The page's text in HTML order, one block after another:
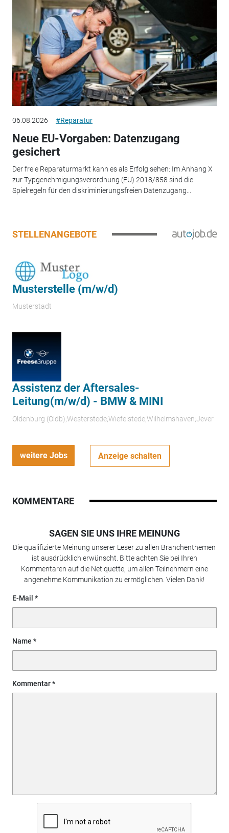
06.08.2026 #Reparatur
Neue EU-Vorgaben: Datenzugang
gesichert
Der freie Reparaturmarkt kann es als Erfolg sehen: Im Anhang X
zur Typgenehmigungsverordnung (EU) 2018/858 sind die
Spielregeln für den diskriminierungsfreien Datenzugang...
STELLENANGEBOTE
Musterstelle (m/w/d)
Musterstadt
Assistenz der Aftersales-
Leitung(m/w/d) - BMW & MINI
Oldenburg (Oldb);Westerstede;Wiefelstede;Wilhelmshaven;Jever
weitere Jobs Anzeige schalten
KOMMENTARE
SAGEN SIE UNS IHRE MEINUNG
Die qualifizierte Meinung unserer Leser zu allen Branchenthemen
ist ausdrücklich erwünscht. Bitte achten Sie bei Ihren
Kommentaren auf die Netiquette, um allen Teilnehmern eine
angenehme Kommunikation zu ermöglichen. Vielen Dank!
E-Mail
Name
Kommentar